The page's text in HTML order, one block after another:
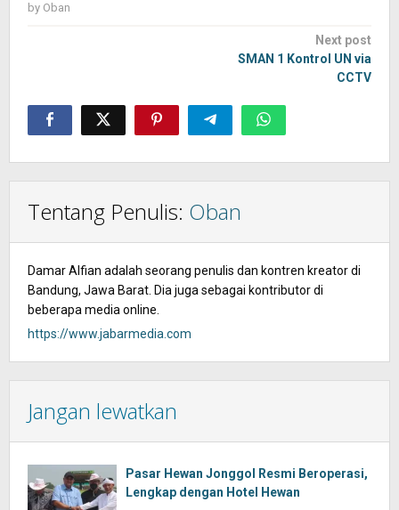
by Oban
Next post
SMAN 1 Kontrol UN via
CCTV
Tentang Penulis: Oban
Damar Alfian adalah seorang penulis dan kontren kreator di
Bandung, Jawa Barat. Dia juga sebagai kontributor di
beberapa media online.
https://www.jabarmedia.com
Jangan lewatkan
Pasar Hewan Jonggol Resmi Beroperasi,
Lengkap dengan Hotel Hewan